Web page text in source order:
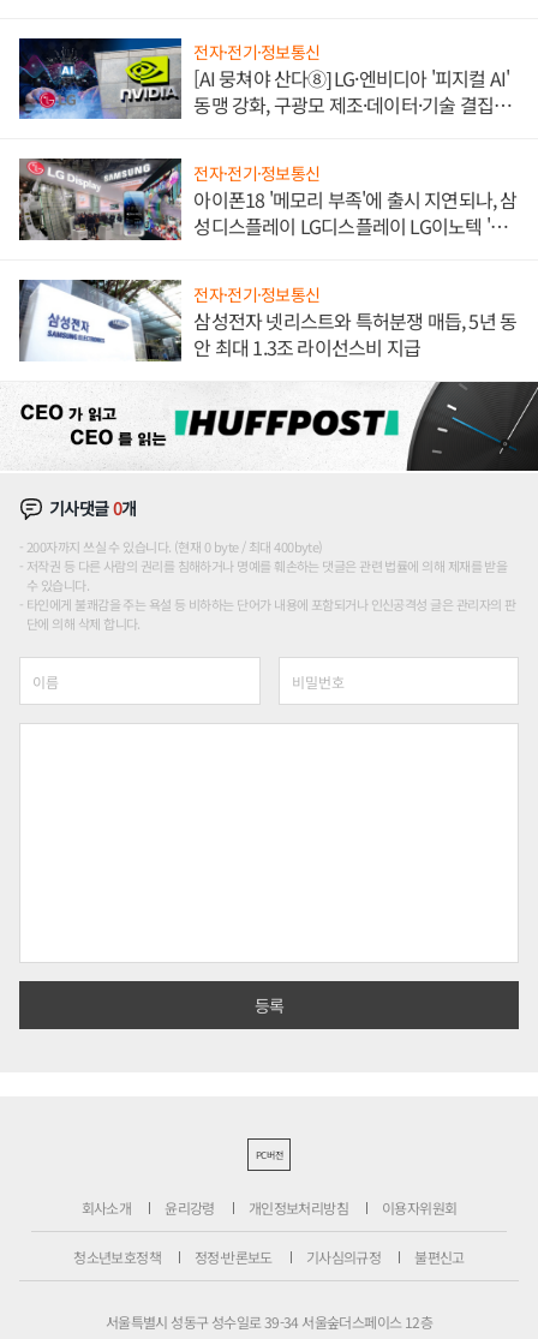
전자·전기·정보통신
[AI 뭉쳐야 산다⑧] LG·엔비디아 '피지컬 AI'
동맹 강화, 구광모 제조·데이터·기술 결집
전자·전기·정보통신
아이폰18 '메모리 부족'에 출시 지연되나, 삼
성디스플레이 LG디스플레이 LG이노텍 '탈
전자·전기·정보통신
삼성전자 넷리스트와 특허분쟁 매듭, 5년 동
안 최대 1.3조 라이선스비 지급
기사댓글0개
200자까지 쓰실 수 있습니다. (현재 0 byte / 최대 400byte)
저작권 등 다른 사람의 권리를 침해하거나 명예를 훼손하는 댓글은 관련 법률에 의해 제재를 받을
수 있습니다.
타인에게 불쾌감을 주는 욕설 등 비하하는 단어가 내용에 포함되거나 인신공격성 글은 관리자의 판
단에 의해 삭제 합니다.
PC버전
회사소개 윤리강령 개인정보처리방침 이용자위원회
청소년보호정책 정정·반론보도 기사심의규정 불편신고
서울특별시 성동구 성수일로 39-34 서울숲더스페이스 12층